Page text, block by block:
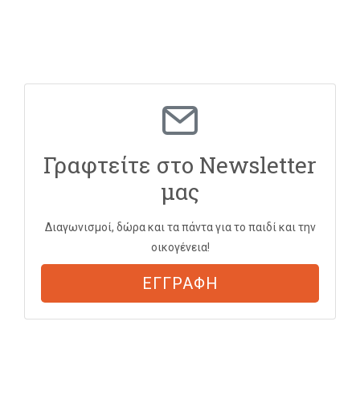
Γραφτείτε στο Newsletter
μας
Διαγωνισμοί, δώρα και τα πάντα για το παιδί και την
οικογένεια!
ΕΓΓΡΑΦΗ